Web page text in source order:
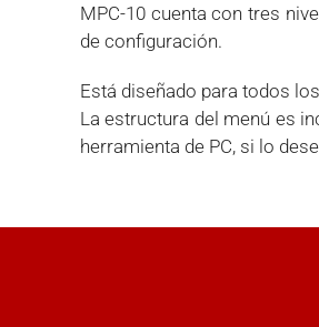
MPC-10 cuenta con tres
de configuración.
Está diseñado para todos
La estructura del menú es
herramienta de PC, si lo